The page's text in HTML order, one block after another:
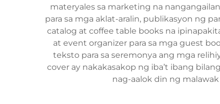
materyales sa marketing na
para sa mga aklat-aralin, publikasyon ng
catalog at coffee table books na
at event organizer para sa mga guest
teksto para sa seremonya ang mga
cover ay nakakasakop ng iba’t ibang
nag-aalok din ng